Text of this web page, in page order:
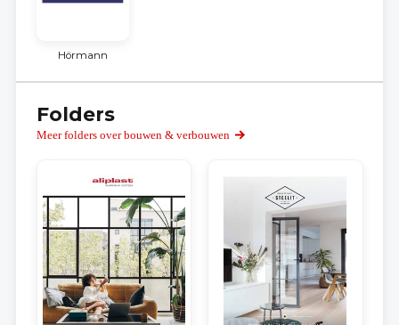
Hörmann
Folders
Meer folders over bouwen & verbouwen